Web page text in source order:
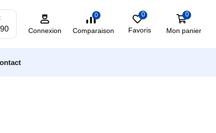
Connexion
0
Comparaison
0
Favoris
0
Mon panier